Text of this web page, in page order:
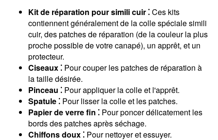
Kit de réparation pour simili cuir ⁚Ces kits
contiennent généralement de la colle spéciale simili
cuir, des patches de réparation (de la couleur la plus
proche possible de votre canapé), un apprêt, et un
protecteur.
Ciseaux ⁚Pour couper les patches de réparation à
la taille désirée.
Pinceau ⁚Pour appliquer la colle et l'apprêt.
Spatule ⁚Pour lisser la colle et les patches.
Papier de verre fin ⁚Pour poncer délicatement les
bords des patches après séchage.
Chiffons doux ⁚Pour nettoyer et essuyer.